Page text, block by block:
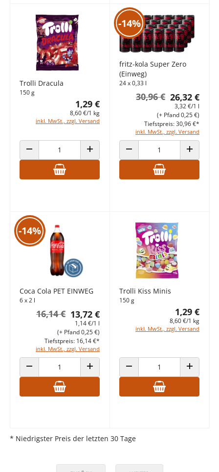
Trolli Dracula
150 g
1,29 €
8,60 €/1 kg
inkl. MwSt., zzgl. Versand
ANZAHL VERRINGERN ANZAHL ERHÖHEN
-14%
fritz-kola Super Zero
(Einweg)
24 x 0,33 l
26,32 €
30,96 €
3,32 €/1 l
inkl. MwSt., zzgl. Versand
(+ Pfand 0,25 €)
Tiefstpreis: 30,96 €*
ANZAHL VERRINGERN ANZAHL
-14%
Coca Cola PET EINWEG
6 x 2 l
13,72 €
16,14 €
1,14 €/1 l
inkl. MwSt., zzgl. Versand
(+ Pfand 0,25 €)
Tiefstpreis: 16,14 €*
ANZAHL VERRINGERN ANZAHL ERHÖHEN
Trolli Kiss Minis
150 g
1,29 €
8,60 €/1 kg
inkl. MwSt., zzgl. Versand
ANZAHL VERRINGERN ANZAHL
* Niedrigster Preis der letzten 30 Tage